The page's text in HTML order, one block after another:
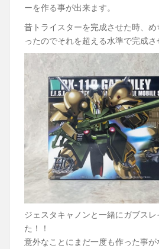
ーを作る事が出来ます。
昔トライスターを完成させた時、
ったのでそれを超える水準で完成さ
ジェスタキャノンと一緒にガブス
た！！
意外なことにまだ一度も作った事が